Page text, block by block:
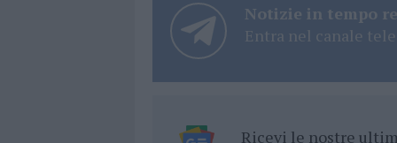
Notizie in tempo
Entra nel canale
Ricevi le nostre